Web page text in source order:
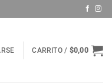
CARRITO / $0,00